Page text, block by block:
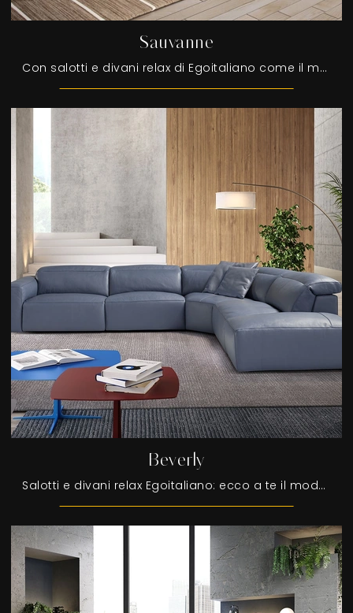
Sauvanne
Con salotti e divani relax di Egoitaliano come il modello Sauvanne in pelle, potrai completare il tuo progetto d'arredo.
Beverly
Salotti e divani relax Egoitaliano: ecco a te il modello Beverly in pelle per impreziosire il soggiorno.